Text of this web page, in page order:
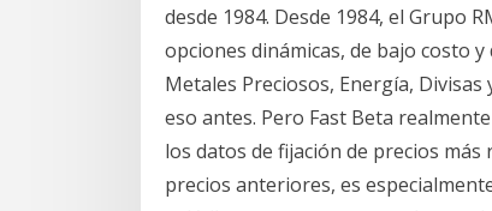
desde 1984. Desde 1984, el Grupo
opciones dinámicas, de bajo costo
Metales Preciosos, Energía,
eso antes. Pero Fast Beta
los datos de fijación de precios
precios anteriores, es